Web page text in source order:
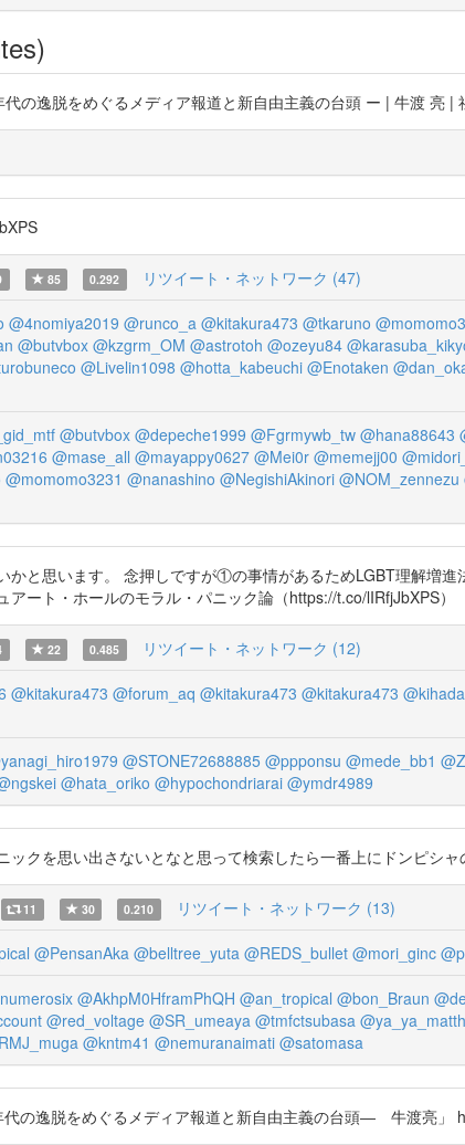
の逸脱をめぐるメディア報道と新自由主義の台頭 ー | 牛渡 亮
85 0.292 リツイート・ネットワーク (47)
@4nomiya2019 @runco_a @kitakura473 @tkaruno
@butvbox @kzgrm_OM @astrotoh @ozeyu84
@Livelin1098 @hotta_kabeuchi @Enotaken
@butvbox @depeche1999 @Fgrmywb_tw @hana88643
@mase_all @mayappy0627 @Mei0r @memejj00
@momomo3231 @nanashino @NegishiAkinori @NOM_zennezu
かと思います。 念押しですが①の事情があるためLGBT理解増
ート・ホールのモラル・パニック論（https://t.co/lIRfjJbXPS）
22 0.485 リツイート・ネットワーク (12)
@kitakura473 @forum_aq @kitakura473 @kitakura473
@STONE72688885 @ppponsu @mede_bb1
@hata_oriko @hypochondriarai @ymdr4989
クを思い出さないとなと思って検索したら一番上にドンピシ
11 30 0.210 リツイート・ネットワーク (13)
@PensanAka @belltree_yuta @REDS_bullet @mori_ginc
@AkhpM0HframPhQH @an_tropical @bon_Braun
@red_voltage @SR_umeaya @tmfctsubasa
@kntm41 @nemuranaimati @satomasa
の逸脱をめぐるメディア報道と新自由主義の台頭― 牛渡亮」